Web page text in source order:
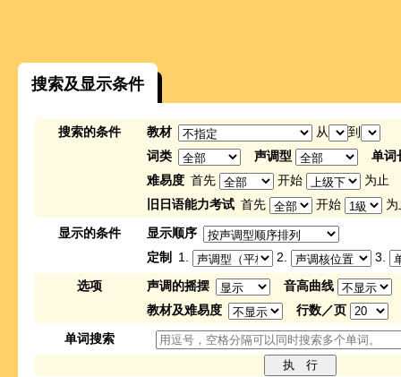
搜索及显示条件
搜索的条件 教材 从
到
词类
声调型
单词
难易度 首先 开始
为止
旧日语能力考试 首先 开始
显示的条件
显示顺序
定制
1. 2.
3.
选项
声调的摇摆
音高曲线
教材及难易度
行数／页
单词搜索